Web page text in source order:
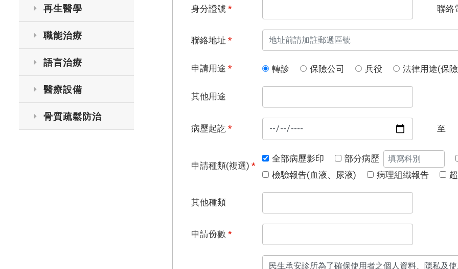
再生醫學
職能治療
語言治療
醫療設備
骨質疏鬆防治
身分證號 * 聯絡
聯絡地址 *
申請用途 * 轉診 保險公司 兵役 法律用途(保
其他用途
病歷起訖 * 至
申請種類(複選) *
全部病歷影印
部分病歷
檢驗報告(血液、尿液)
病理組織報告
其他種類
申請份數 *